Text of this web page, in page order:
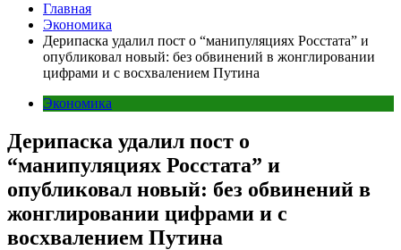
Главная
Экономика
Дерипаска удалил пост о “манипуляциях Росстата” и
опубликовал новый: без обвинений в жонглировании
цифрами и с восхвалением Путина
Экономика
Дерипаска удалил пост о
“манипуляциях Росстата” и
опубликовал новый: без обвинений в
жонглировании цифрами и с
восхвалением Путина